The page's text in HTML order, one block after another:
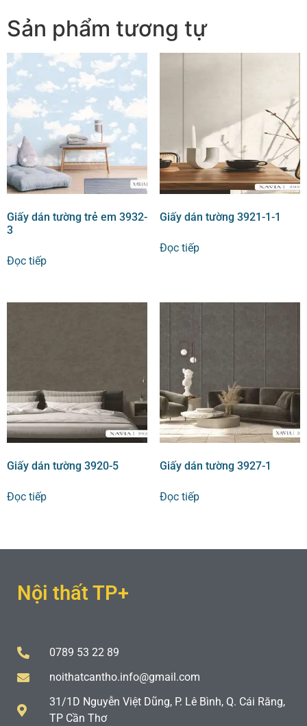
Sản phẩm tương tự
Giấy dán tường trẻ em 3932-
3
Đọc tiếp
Giấy dán tường 3921-1-1
Đọc tiếp
Giấy dán tường 3920-5
Đọc tiếp
Giấy dán tường 3927-1
Đọc tiếp
Nội thất TP+
0789 53 22 89
noithatcantho.info@gmail.com
31/1D Nguyễn Việt Dũng, P. Lê Bình, Q. Cái Răng,
TP Cần Thơ